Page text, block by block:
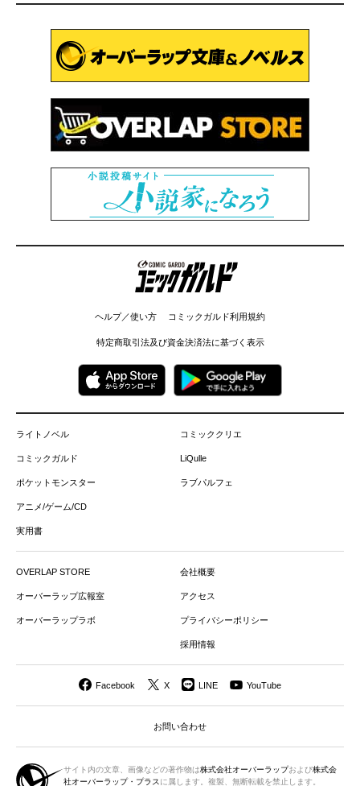
コミックガルド
ヘルプ／使い方 コミックガルド利用規約
特定商取引法及び資金決済法に基づく表示
ライトノベル
コミックガルド
ポケットモンスター
アニメ/ゲーム/CD
実用書
コミッククリエ
LiQulle
ラブパルフェ
OVERLAP STORE
オーバーラップ広報室
オーバーラップラボ
会社概要
アクセス
プライバシーポリシー
採用情報
Facebook X LINE YouTube
お問い合わせ
サイト内の文章、画像などの著作物は株式会社オーバーラップおよび株式会
社オーバーラップ・プラス に属します。複製、無断転載を禁止します。